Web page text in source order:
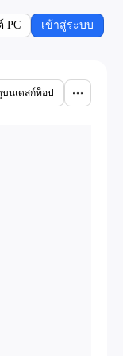
PC เข้าสู่ระบบ
บนเดสก์ท็อป